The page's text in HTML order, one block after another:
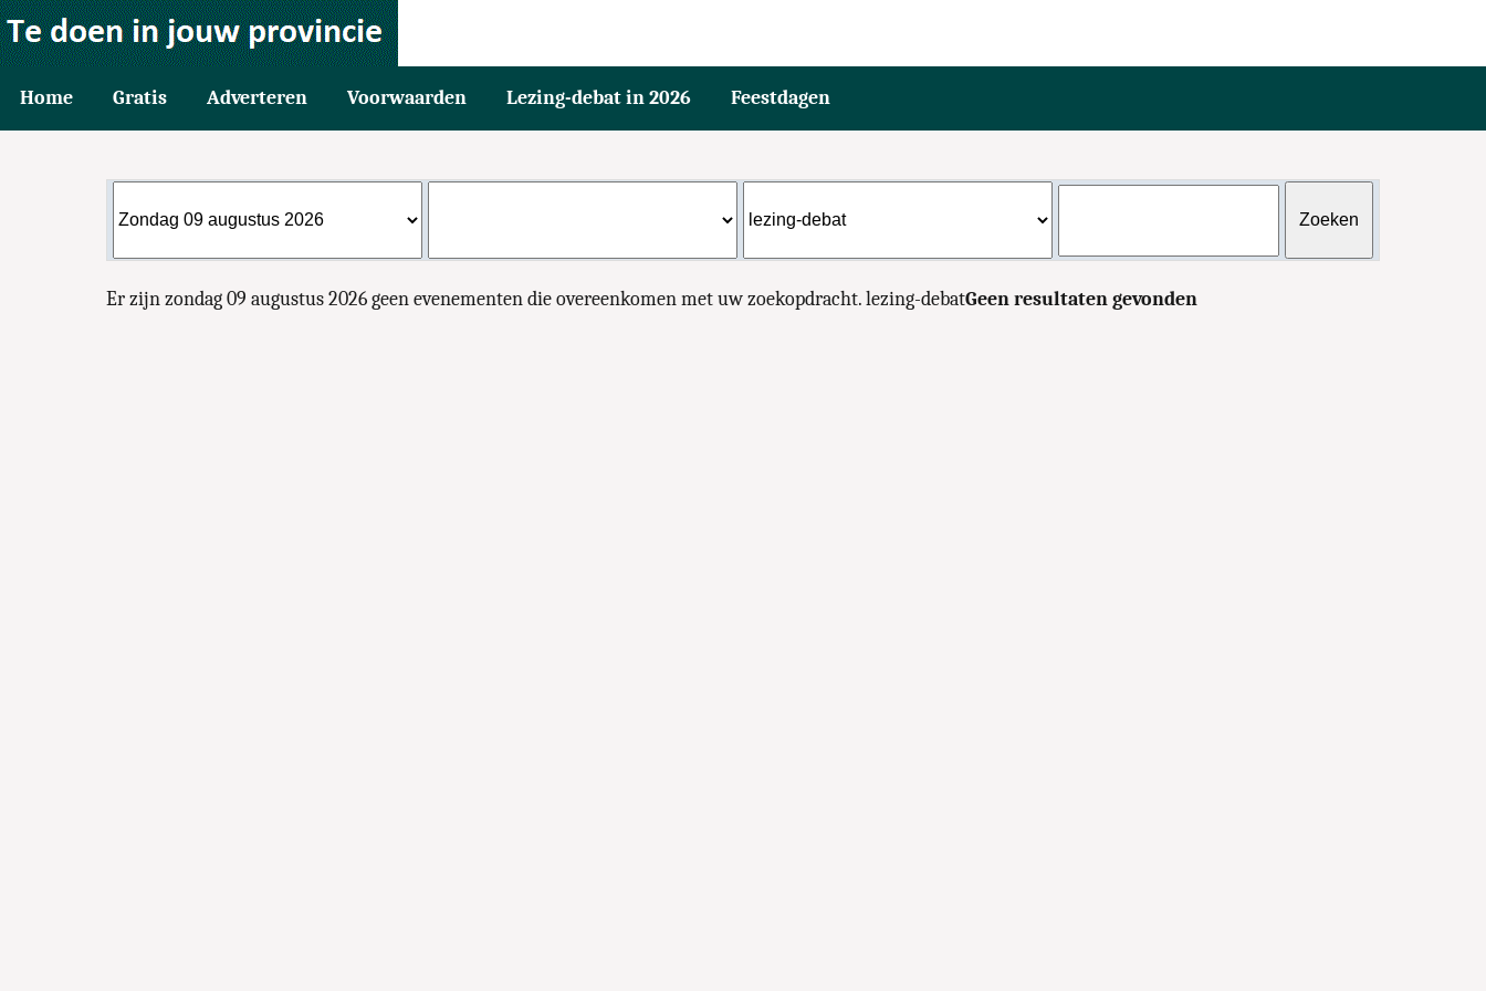
Home Gratis Adverteren Voorwaarden Lezing-debat in 2026 Feestdagen
Er zijn zondag 09 augustus 2026 geen evenementen die overeenkomen met uw zoekopdracht. lezing-debatGeen resultaten gevonden